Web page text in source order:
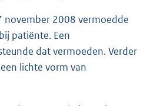
november 2008 vermoedde
patiënte. Een
dat vermoeden. Verder
lichte vorm van